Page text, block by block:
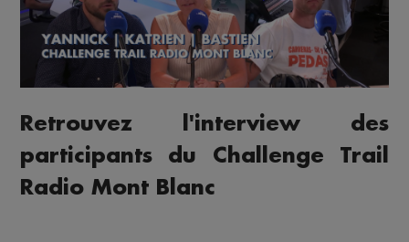
Retrouvez l'interview des
participants du Challenge Trail
Radio Mont Blanc